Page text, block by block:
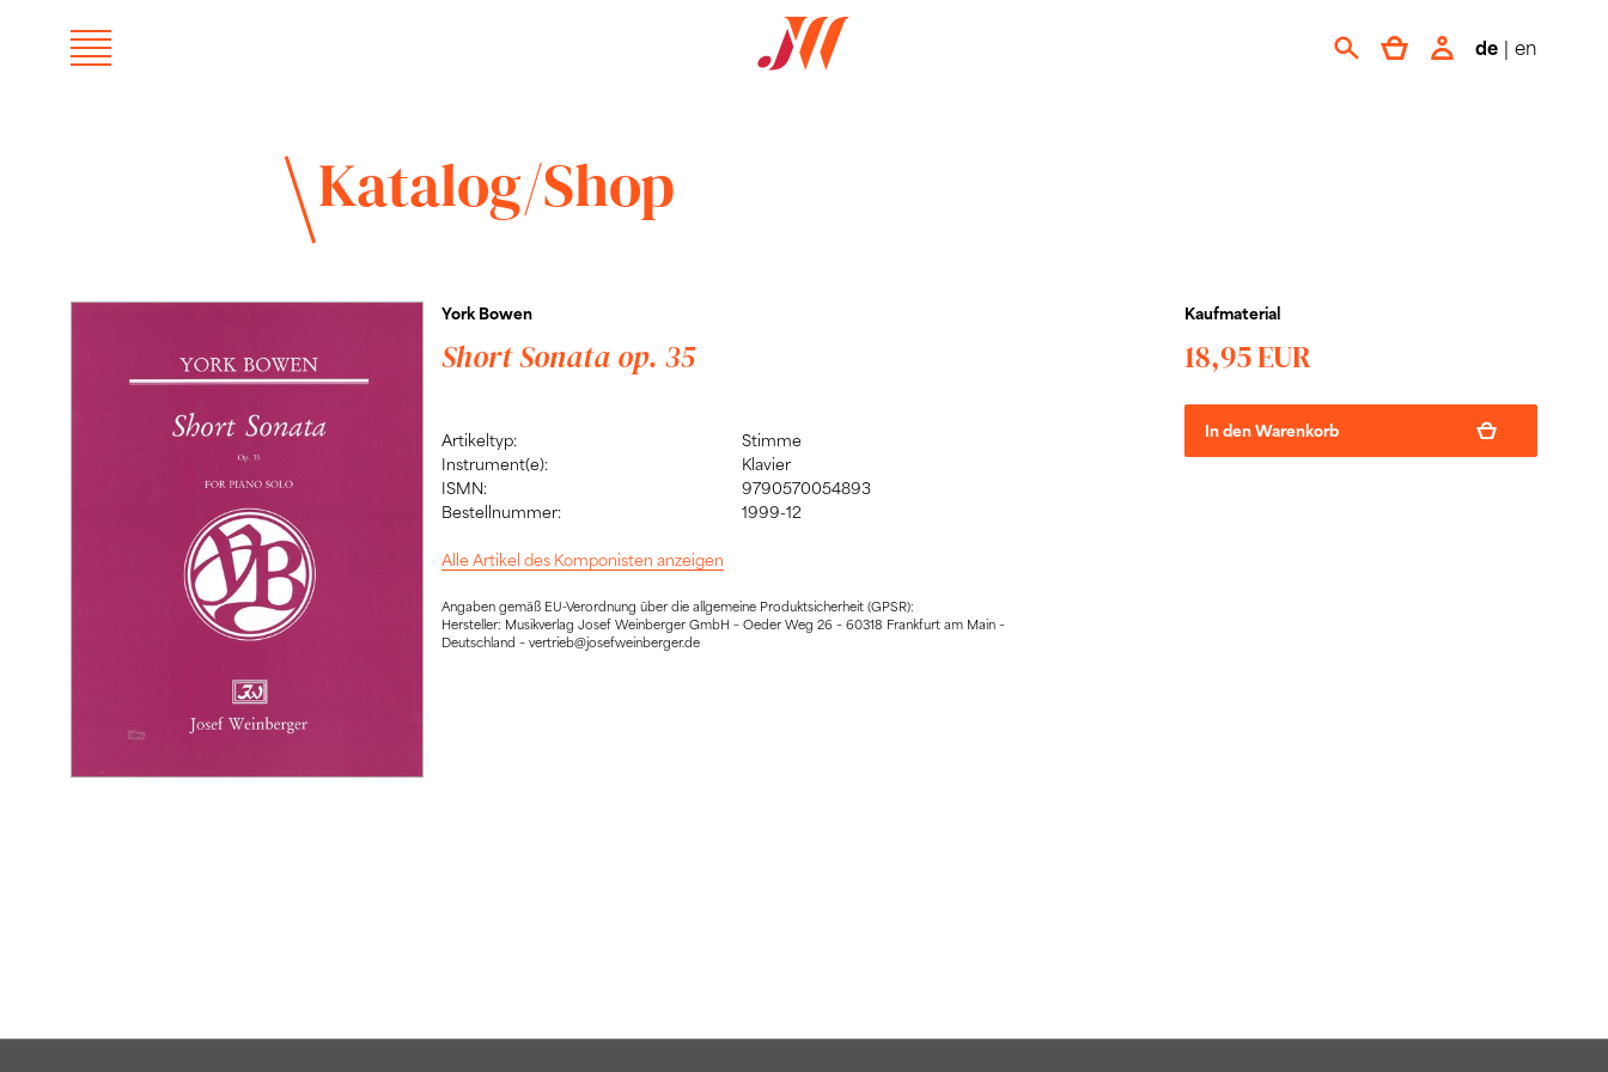
de | en
Katalog/Shop
York Bowen
Short Sonata op. 35
Artikeltyp:
Stimme
Instrument(e):
Klavier
ISMN:
9790570054893
Bestellnummer:
1999-12
Alle Artikel des Komponisten anzeigen
Angaben gemäß EU-Verordnung über die allgemeine Produktsicherheit (GPSR):
Hersteller: Musikverlag Josef Weinberger GmbH – Oeder Weg 26 – 60318 Frankfurt am Main –
Deutschland – vertrieb@josefweinberger.de
Kaufmaterial
18,95 EUR
In den Warenkorb